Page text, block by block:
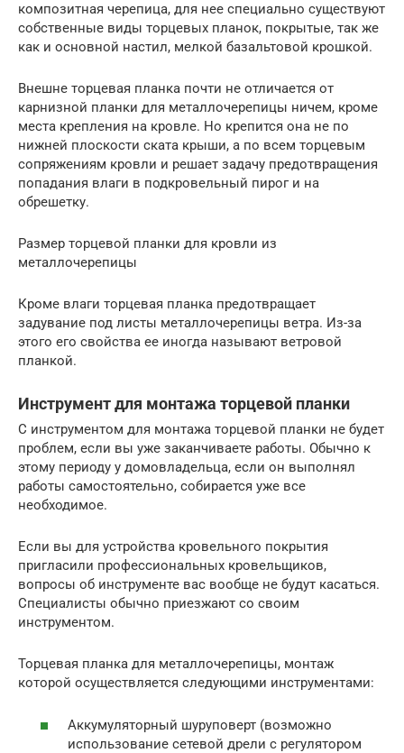
композитная черепица, для нее специально существуют
собственные виды торцевых планок, покрытые, так же
как и основной настил, мелкой базальтовой крошкой.
Внешне торцевая планка почти не отличается от
карнизной планки для металлочерепицы ничем, кроме
места крепления на кровле. Но крепится она не по
нижней плоскости ската крыши, а по всем торцевым
сопряжениям кровли и решает задачу предотвращения
попадания влаги в подкровельный пирог и на
обрешетку.
Размер торцевой планки для кровли из
металлочерепицы
Кроме влаги торцевая планка предотвращает
задувание под листы металлочерепицы ветра. Из-за
этого его свойства ее иногда называют ветровой
планкой.
Инструмент для монтажа торцевой планки
С инструментом для монтажа торцевой планки не будет
проблем, если вы уже заканчиваете работы. Обычно к
этому периоду у домовладельца, если он выполнял
работы самостоятельно, собирается уже все
необходимое.
Если вы для устройства кровельного покрытия
пригласили профессиональных кровельщиков,
вопросы об инструменте вас вообще не будут касаться.
Специалисты обычно приезжают со своим
инструментом.
Торцевая планка для металлочерепицы, монтаж
которой осуществляется следующими инструментами:
Аккумуляторный шуруповерт (возможно
использование сетевой дрели с регулятором